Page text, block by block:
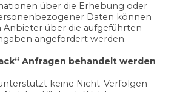
über die Erhebung oder
Daten können
Anbieter über die aufgeführten
angefordert werden.
Anfragen behandelt werden
keine Nicht-Verfolgen-